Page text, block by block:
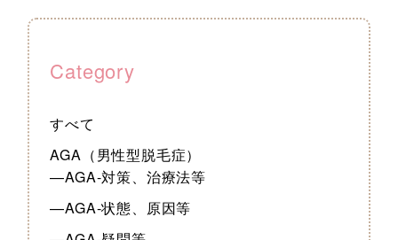
Category
すべて
AGA（男性型脱毛症）
—AGA-対策、治療法等
—AGA-状態、原因等